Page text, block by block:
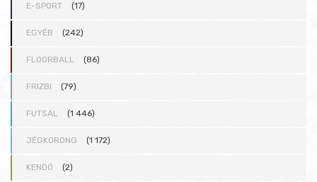
E-SPORT (17)
EGYÉB (242)
FLOORBALL (86)
FRIZBI (79)
FUTSAL (1 446)
JÉGKORONG (1 172)
KENDÓ (2)